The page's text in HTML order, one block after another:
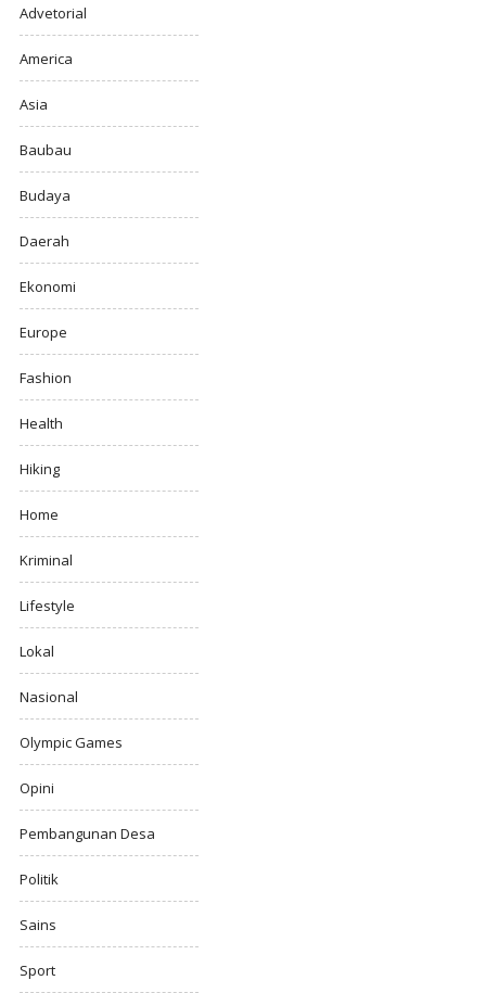
Advetorial
America
Asia
Baubau
Budaya
Daerah
Ekonomi
Europe
Fashion
Health
Hiking
Home
Kriminal
Lifestyle
Lokal
Nasional
Olympic Games
Opini
Pembangunan Desa
Politik
Sains
Sport